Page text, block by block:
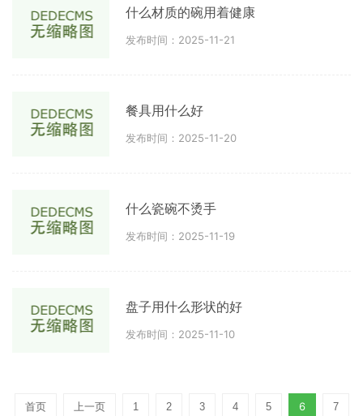
什么材质的碗用着健康
发布时间：2025-11-21
餐具用什么好
发布时间：2025-11-20
什么瓷碗不烫手
发布时间：2025-11-19
盘子用什么形状的好
发布时间：2025-11-10
首页 上一页 1 2 3 4 5 6 7